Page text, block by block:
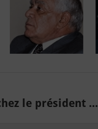
le président ...